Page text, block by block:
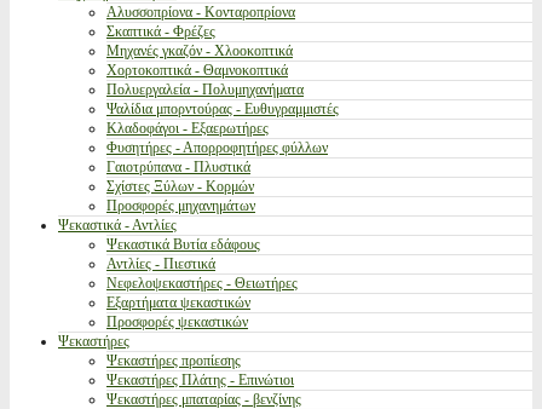
Αλυσσοπρίονα - Κονταροπρίονα
Σκαπτικά - Φρέζες
Μηχανές γκαζόν - Χλοοκοπτικά
Χορτοκοπτικά - Θαμνοκοπτικά
Πολυεργαλεία - Πολυμηχανήματα
Ψαλίδια μπορντούρας - Ευθυγραμμιστές
Κλαδοφάγοι - Εξαερωτήρες
Φυσητήρες - Απορροφητήρες φύλλων
Γαιοτρύπανα - Πλυστικά
Σχίστες Ξύλων - Κορμών
Προσφορές μηχανημάτων
Ψεκαστικά - Αντλίες
Ψεκαστικά Βυτία εδάφους
Αντλίες - Πιεστικά
Νεφελοψεκαστήρες - Θειωτήρες
Εξαρτήματα ψεκαστικών
Προσφορές ψεκαστικών
Ψεκαστήρες
Ψεκαστήρες προπίεσης
Ψεκαστήρες Πλάτης - Επινώτιοι
Ψεκαστήρες μπαταρίας - βενζίνης